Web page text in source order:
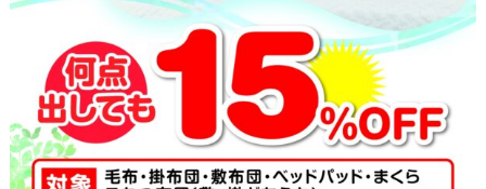
サイトウのこだわり
取扱商品